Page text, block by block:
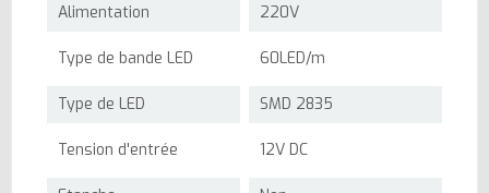
Alimentation 220V
Type de bande LED 60LED/m
Type de LED SMD 2835
Tension d'entrée 12V DC